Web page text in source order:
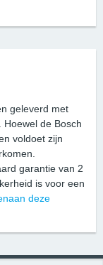
geleverd met
de Bosch
voldoet zijn
garantie van 2
is voor een
deze